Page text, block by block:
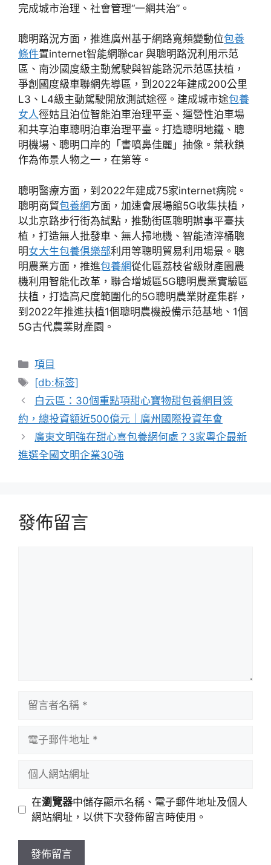
完成城市治理、社會管理“一網共治”。
聰明路況方面，推進廣州基于網路寬頻變動位包養
條件置internet智能網聯car 與聰明路況利用示范
區、南沙國度級主動駕駛與智能路況示范區扶植，
爭創國度級車聯網先導區，到2022年建成200公里
L3、L4級主動駕駛開放測試途徑。建成城市途包養
女人徑姑且泊位智能泊車治理平臺、運營性泊車場
和共享泊車聰明泊車治理平臺。打造聰明地鐵、聰
明機場、聰明口岸的「書噴鼻佳麗」抽像。葉秋鎖
作為佈景人物之一，在第等。
聰明醫療方面，到2022年建成75家internet病院。
聰明商貿包養網方面，加速會展場館5G收集扶植，
以北京路步行街為試點，推動街區聰明辦事平臺扶
植，打造無人批發車、無人掃地機、智能渣滓桶聰
明女大生包養俱樂部利用等聰明貿易利用場景。聰
明農業方面，推進包養網從化區荔枝省級財產園農
機利用智能化改革，聯合增城區5G聰明農業實驗區
扶植，打造高尺度範圍化的5G聰明農業財產集群，
到2022年推進扶植1個聰明農機設備示范基地、1個
5G古代農業財產園。
分
類
項目
標
籤
[db:标签]
白云區：30個重點項甜心寶物甜包養網目簽
約，總投資額近500億元｜廣州國際投資年會
廣東文明強在甜心喜包養網何處？3家粵企最新
進選全國文明企業30強
發佈留言
址
站
址
在瀏覽器中儲存顯示名稱、電子郵件地址及個人
網站網址，以供下次發佈留言時使用。